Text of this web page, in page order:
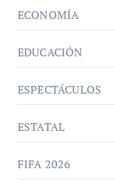
ECONOMÍA
EDUCACIÓN
ESPECTÁCULOS
ESTATAL
FIFA 2026